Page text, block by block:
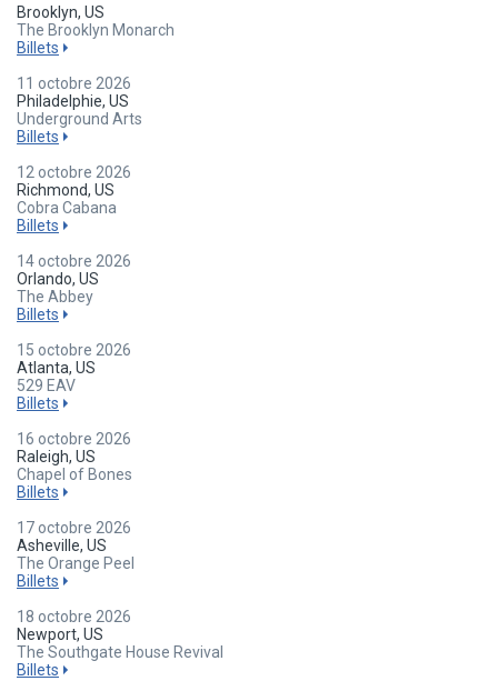
Brooklyn, US
The Brooklyn Monarch
Billets
11 octobre 2026
Philadelphie, US
Underground Arts
Billets
12 octobre 2026
Richmond, US
Cobra Cabana
Billets
14 octobre 2026
Orlando, US
The Abbey
Billets
15 octobre 2026
Atlanta, US
529 EAV
Billets
16 octobre 2026
Raleigh, US
Chapel of Bones
Billets
17 octobre 2026
Asheville, US
The Orange Peel
Billets
18 octobre 2026
Newport, US
The Southgate House Revival
Billets